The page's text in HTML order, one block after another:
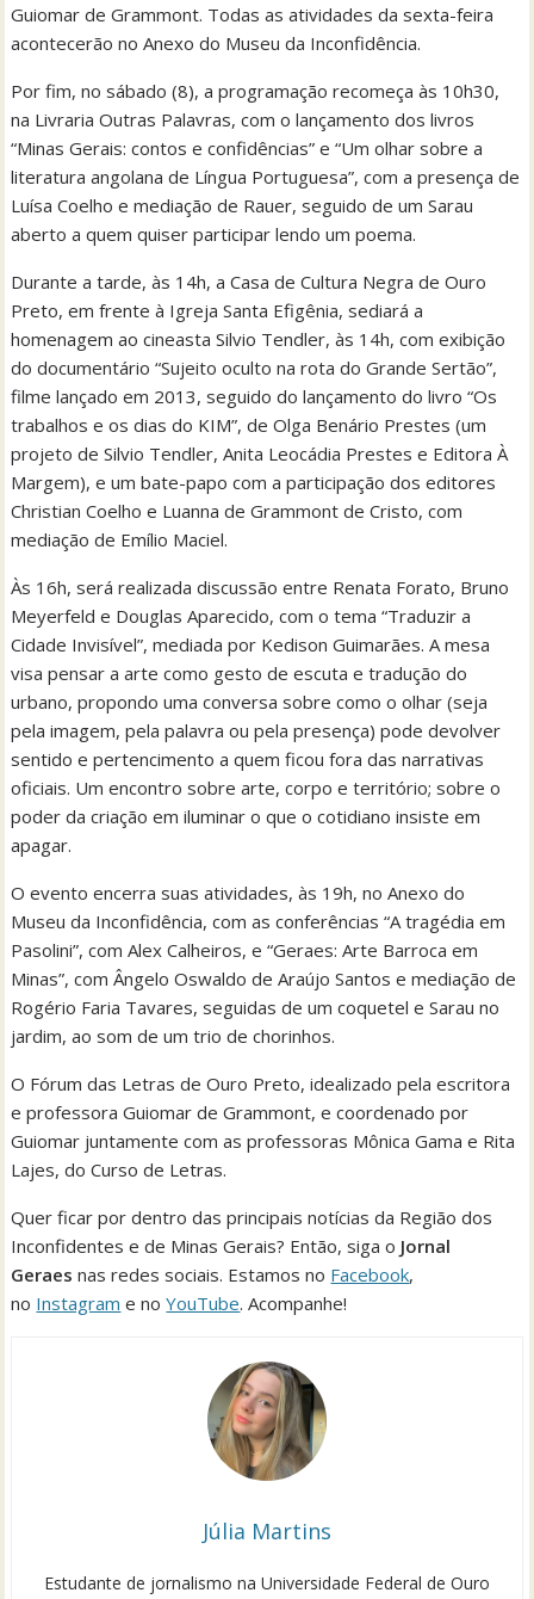
Guiomar de Grammont. Todas as atividades da sexta-feira
acontecerão no Anexo do Museu da Inconfidência.
Por fim, no sábado (8), a programação recomeça às 10h30,
na Livraria Outras Palavras, com o lançamento dos livros
“Minas Gerais: contos e confidências” e “Um olhar sobre a
literatura angolana de Língua Portuguesa”, com a presença de
Luísa Coelho e mediação de Rauer, seguido de um Sarau
aberto a quem quiser participar lendo um poema.
Durante a tarde, às 14h, a Casa de Cultura Negra de Ouro
Preto, em frente à Igreja Santa Efigênia, sediará a
homenagem ao cineasta Silvio Tendler, às 14h, com exibição
do documentário “Sujeito oculto na rota do Grande Sertão”,
filme lançado em 2013, seguido do lançamento do livro “Os
trabalhos e os dias do KIM”, de Olga Benário Prestes (um
projeto de Silvio Tendler, Anita Leocádia Prestes e Editora À
Margem), e um bate-papo com a participação dos editores
Christian Coelho e Luanna de Grammont de Cristo, com
mediação de Emílio Maciel.
Às 16h, será realizada discussão entre Renata Forato, Bruno
Meyerfeld e Douglas Aparecido, com o tema “Traduzir a
Cidade Invisível”, mediada por Kedison Guimarães. A mesa
visa pensar a arte como gesto de escuta e tradução do
urbano, propondo uma conversa sobre como o olhar (seja
pela imagem, pela palavra ou pela presença) pode devolver
sentido e pertencimento a quem ficou fora das narrativas
oficiais. Um encontro sobre arte, corpo e território; sobre o
poder da criação em iluminar o que o cotidiano insiste em
apagar.
O evento encerra suas atividades, às 19h, no Anexo do
Museu da Inconfidência, com as conferências “A tragédia em
Pasolini”, com Alex Calheiros, e “Geraes: Arte Barroca em
Minas”, com Ângelo Oswaldo de Araújo Santos e mediação de
Rogério Faria Tavares, seguidas de um coquetel e Sarau no
jardim, ao som de um trio de chorinhos.
O Fórum das Letras de Ouro Preto, idealizado pela escritora
e professora Guiomar de Grammont, e coordenado por
Guiomar juntamente com as professoras Mônica Gama e Rita
Lajes, do Curso de Letras.
Quer ficar por dentro das principais notícias da Região dos
Inconfidentes e de Minas Gerais? Então, siga o Jornal
Geraesnas redes sociais. Estamos no Facebook,
no Instagram e noYouTube. Acompanhe!
Júlia Martins
Estudante de jornalismo na Universidade Federal de Ouro